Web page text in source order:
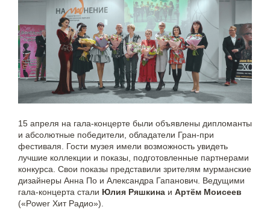
15 апреля на гала-концерте были объявлены дипломанты
и абсолютные победители, обладатели Гран-при
фестиваля. Гости музея имели возможность увидеть
лучшие коллекции и показы, подготовленные партнерами
конкурса. Свои показы представили зрителям мурманские
дизайнеры Анна По и Александра Гапанович. Ведущими
гала-концерта стали Юлия Ряшкина и Артём Моисеев
(«Power Хит Радио»).